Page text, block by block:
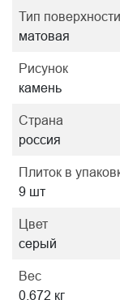
Тип поверхности
матовая
Рисунок
камень
Страна
россия
Плиток в
9 шт
Цвет
серый
Вес
0.672 кг